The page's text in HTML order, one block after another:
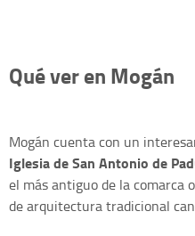
Qué ver en Mogán
Mogán cuenta con un
Iglesia de San Antonio de
el más antiguo de la comarca
de arquitectura tradicional